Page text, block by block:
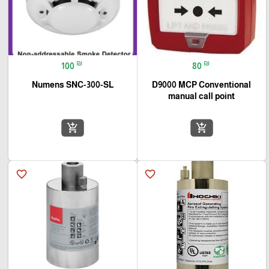
80 ₪
D9000 MCP Conventional
manual call point
add_shopping_cart
100 ₪
Numens SNC-300-SL
add_shopping_cart
favorite_border
favorite_border